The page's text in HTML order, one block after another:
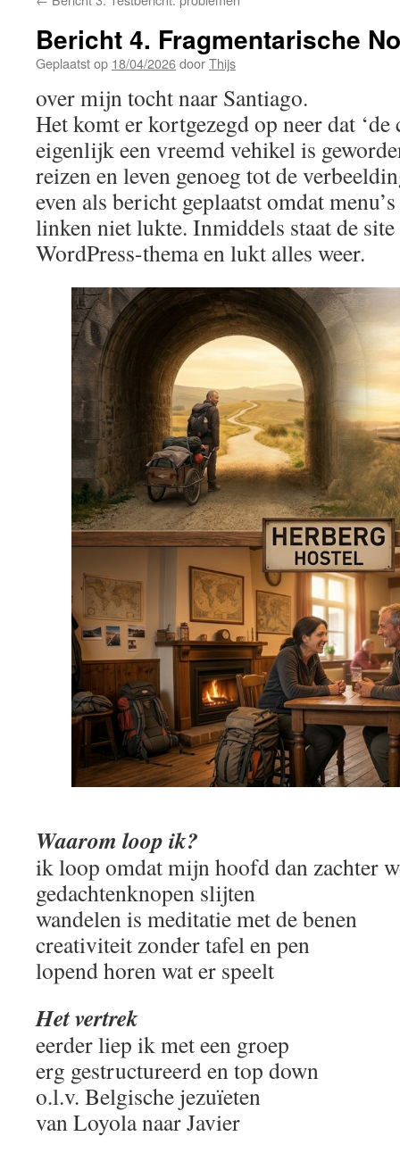
Bericht 4. Fragmentarische
Geplaatst op 18/04/2026doorThijs
over mijn tocht naar Santiago.
Het komt er kortgezegd op neer dat
eigenlijk een vreemd vehikel is
reizen en leven genoeg tot de
even als bericht geplaatst omdat
linken niet lukte. Inmiddels staat de
WordPress-thema en lukt alles weer.
Waarom loop ik?
ik loop omdat mijn hoofd dan zachter
gedachtenknopen slijten
wandelen is meditatie met de benen
creativiteit zonder tafel en pen
lopend horen wat er speelt
Het vertrek
eerder liep ik met een groep
erg gestructureerd en top down
o.l.v. Belgische jezuïeten
van Loyola naar Javier